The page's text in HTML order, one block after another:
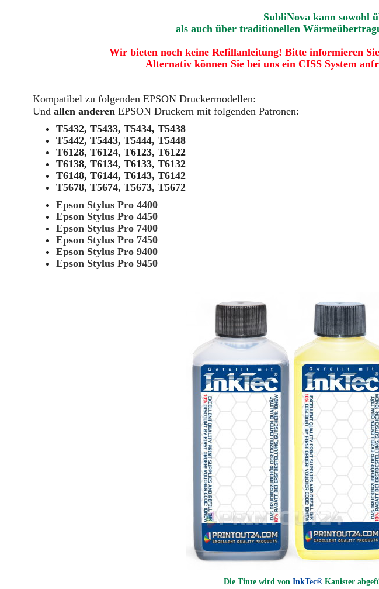
SubliNova kann sowohl
als auch über traditionellen
Wir bieten noch keine Refillanleitung! Bitte informieren
Alternativ können Sie bei uns ein CISS System
Kompatibel zu folgenden EPSON Druckermodellen:
Und allen anderen EPSON Druckern mit folgenden Patronen:
T5432, T5433, T5434, T5438
T5442, T5443, T5444, T5448
T6128, T6124, T6123, T6122
T6138, T6134, T6133, T6132
T6148, T6144, T6143, T6142
T5678, T5674, T5673, T5672
Epson Stylus Pro 4400
Epson Stylus Pro 4450
Epson Stylus Pro 7400
Epson Stylus Pro 7450
Epson Stylus Pro 9400
Epson Stylus Pro 9450
Die Tinte wird von InkTec® Kanister